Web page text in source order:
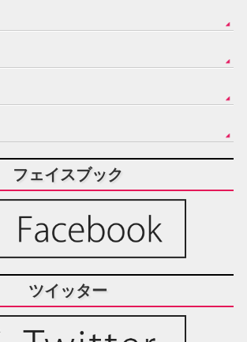
フェイスブック
ツイッター